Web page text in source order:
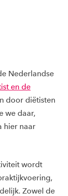
Nederlandse
en de
door diëtisten
we daar,
hier naar
wordt
Zowel de